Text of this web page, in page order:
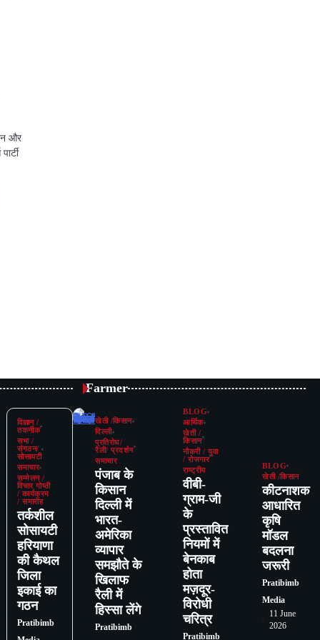
और
विज्ञान /
तकनीक
सभा /
संगठन/
सोसायटी
समाचार
सम्मेलन /
विचार गोष्ठी
/ कार्यक्रम
/ समारोह
तर्कशील
सोसायटी
हरियाणा
की कैथल
जिला
इकाई का
गठन
Pratibimb
Farmer
खेती /किसान
दिल्ली
प्रतिरोध/
रैली/ प्रदर्शन
समाचार
पंजाब के
किसान
दिल्ली में
भारत-
अमेरिका
व्यापार
समझौते के
खिलाफ
रैली में
हिस्सा लेंगे
Pratibimb
BLOG
आर्थिक
खेती /
किसान
नौकरी / युवा
/ रोजगार
राष्ट्रीय
वीबी-
ग्राम-जी
के
प्रस्तावित
नियमों में
बेनकाब
होता
मज़दूर-
विरोधी
चरित्र
Pratibimb
BLOG
खेती /किसान
कीटनाशक
आधारित
कृषि
मॉडल
बदलना
जरूरी
Pratibimb
Media
11 June
2026